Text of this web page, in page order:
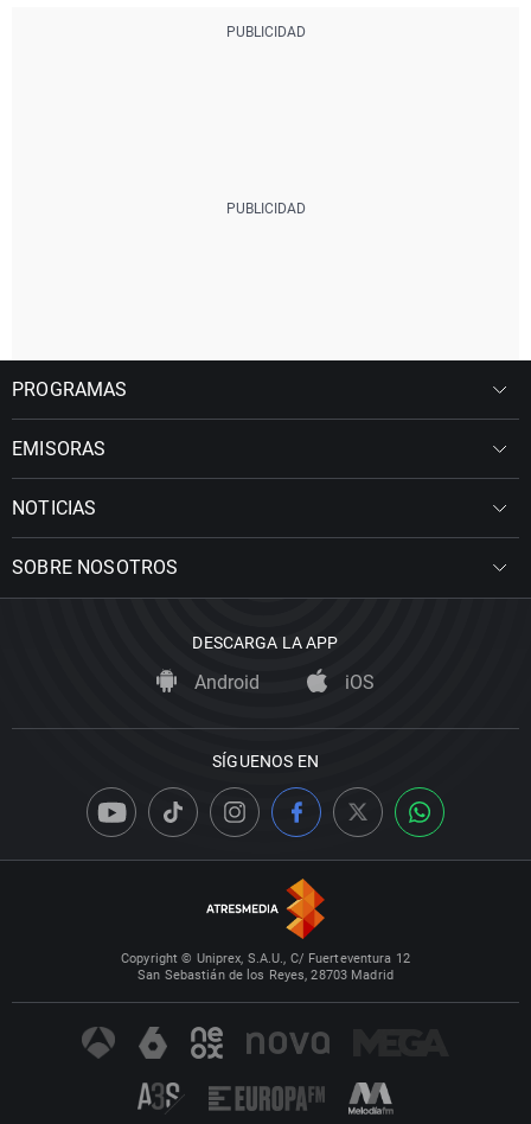
PROGRAMAS
EMISORAS
NOTICIAS
SOBRE NOSOTROS
DESCARGA LA APP
Android iOS
SÍGUENOS EN
Copyright © Uniprex, S.A.U., C/ Fuerteventura 12
San Sebastián de los Reyes, 28703 Madrid